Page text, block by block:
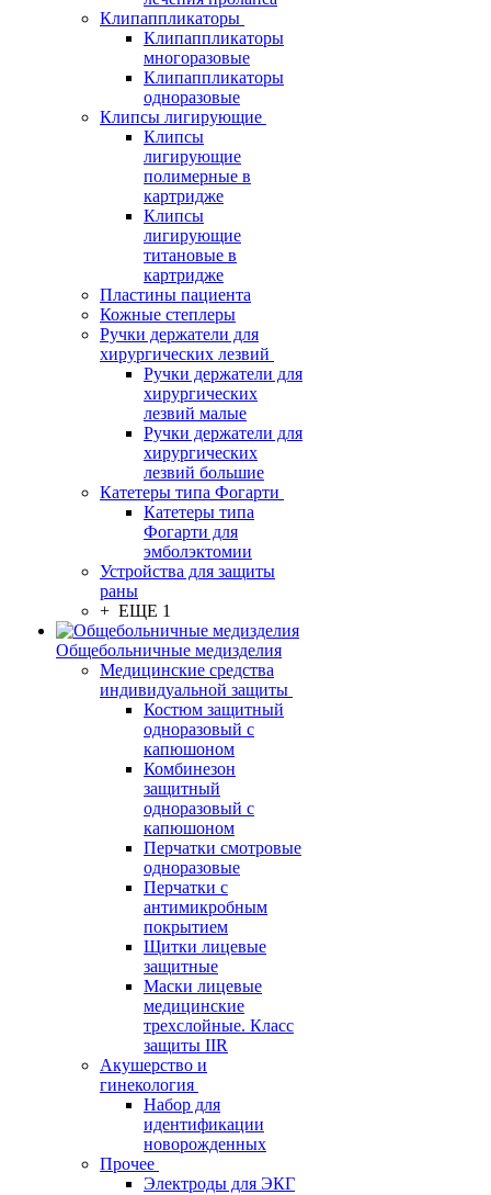
Клипаппликаторы
Клипаппликаторы
многоразовые
Клипаппликаторы
одноразовые
Клипсы лигирующие
Клипсы
лигирующие
полимерные в
картридже
Клипсы
лигирующие
титановые в
картридже
Пластины пациента
Кожные степлеры
Ручки держатели для
хирургических лезвий
Ручки держатели для
хирургических
лезвий малые
Ручки держатели для
хирургических
лезвий большие
Катетеры типа Фогарти
Катетеры типа
Фогарти для
эмболэктомии
Устройства для защиты
раны
+ ЕЩЕ 1
Общебольничные медизделия
Медицинские средства
индивидуальной защиты
Костюм защитный
одноразовый с
капюшоном
Комбинезон
защитный
одноразовый с
капюшоном
Перчатки смотровые
одноразовые
Перчатки с
антимикробным
покрытием
Щитки лицевые
защитные
Маски лицевые
медицинские
трехслойные. Класс
защиты IIR
Акушерство и
гинекология
Набор для
идентификации
новорожденных
Прочее
Электроды для ЭКГ